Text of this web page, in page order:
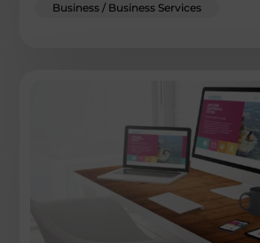
Business / Business Services